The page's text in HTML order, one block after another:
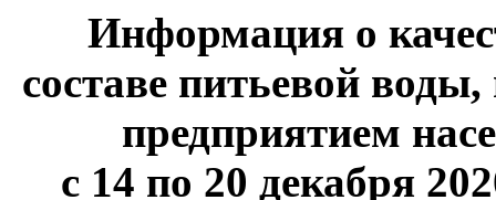
Информация о
составе питьевой
предприятием
с 14 по 20 декабря